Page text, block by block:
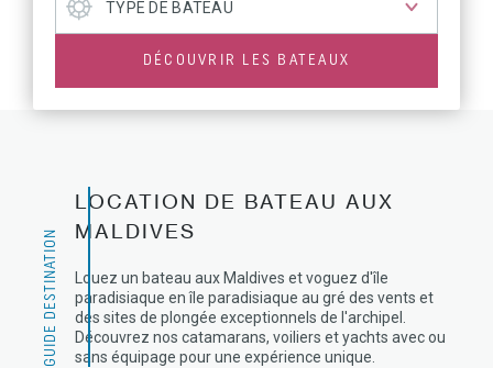
DÉCOUVRIR LES BATEAUX
GUIDE DESTINATION
LOCATION DE BATEAU AUX
MALDIVES
Louez un bateau aux Maldives et voguez d'île
paradisiaque en île paradisiaque au gré des vents et
des sites de plongée exceptionnels de l'archipel.
Découvrez nos catamarans, voiliers et yachts avec ou
sans équipage pour une expérience unique.